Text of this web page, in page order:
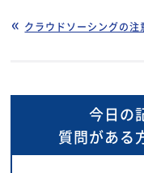
クラウドソーシングの注
今日の
質問がある